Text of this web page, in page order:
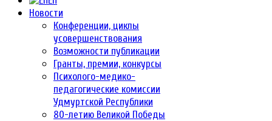
Новости
Конференции, циклы
усовершенствования
Возможности публикации
Гранты, премии, конкурсы
Психолого-медико-
педагогические комиссии
Удмуртской Республики
80-летию Великой Победы